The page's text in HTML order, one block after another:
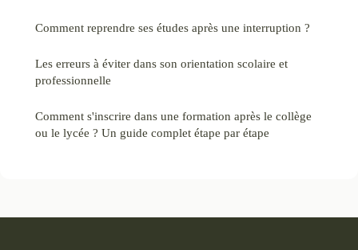
Comment reprendre ses études après une interruption ?
Les erreurs à éviter dans son orientation scolaire et
professionnelle
Comment s'inscrire dans une formation après le collège
ou le lycée ? Un guide complet étape par étape